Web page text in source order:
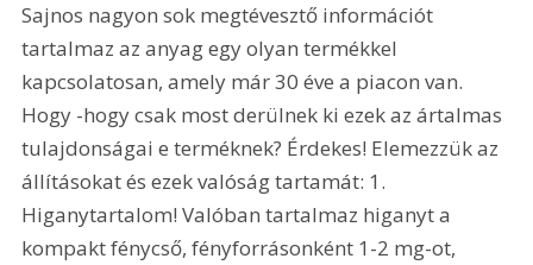
Sajnos nagyon sok megtévesztő információt
tartalmaz az anyag egy olyan termékkel
kapcsolatosan, amely már 30 éve a piacon van.
Hogy -hogy csak most derülnek ki ezek az ártalmas
tulajdonságai e terméknek? Érdekes! Elemezzük az
állításokat és ezek valóság tartamát: 1.
Higanytartalom! Valóban tartalmaz higanyt a
kompakt fénycső, fényforrásonként 1-2 mg-ot,